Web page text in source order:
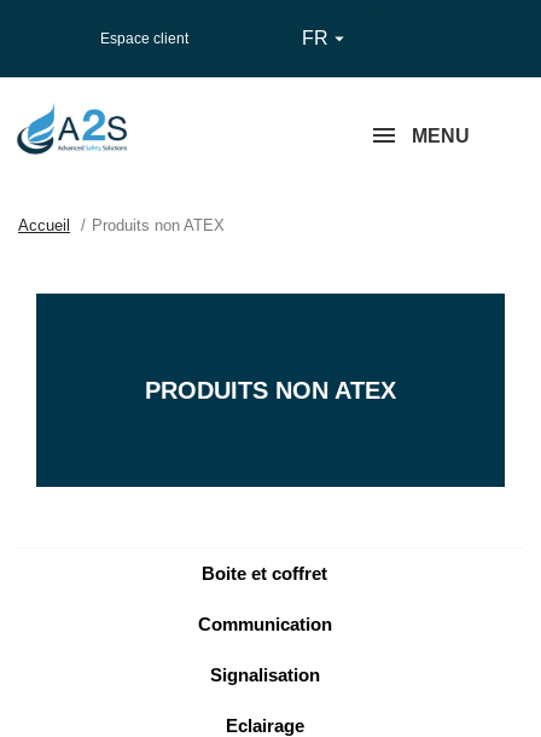
Espace client FR 
MENU
Accueil Produits non ATEX
PRODUITS NON ATEX
Boite et coffret
Communication
Signalisation
Eclairage